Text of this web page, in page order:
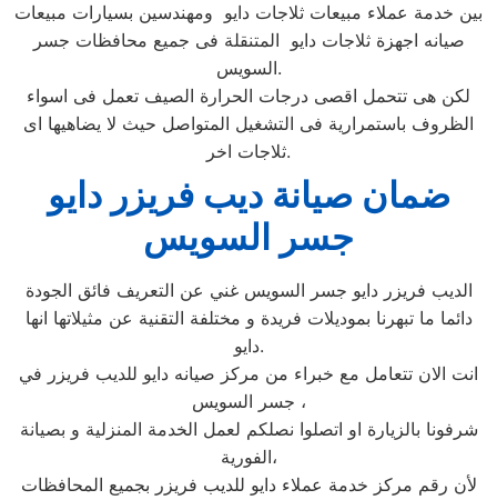
بين خدمة عملاء مبيعات ثلاجات دايو ومهندسين بسيارات مبيعات
صيانه اجهزة ثلاجات دايو المتنقلة فى جميع محافظات جسر
السويس.
لكن هى تتحمل اقصى درجات الحرارة الصيف تعمل فى اسواء
الظروف باستمرارية فى التشغيل المتواصل حيث لا يضاهيها اى
ثلاجات اخر.
ضمان صيانة ديب فريزر دايو
جسر السويس
الديب فريزر دايو جسر السويس غني عن التعريف فائق الجودة
دائما ما تبهرنا بموديلات فريدة و مختلفة التقنية عن مثيلاتها انها
دايو.
انت الان تتعامل مع خبراء من مركز صيانه دايو للديب فريزر في
جسر السويس ،
شرفونا بالزيارة او اتصلوا نصلكم لعمل الخدمة المنزلية و بصيانة
الفورية،
لأن رقم مركز خدمة عملاء دايو للديب فريزر بجميع المحافظات